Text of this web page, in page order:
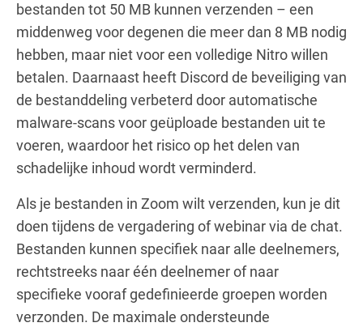
bestanden tot 50 MB kunnen verzenden – een
middenweg voor degenen die meer dan 8 MB nodig
hebben, maar niet voor een volledige Nitro willen
betalen. Daarnaast heeft Discord de beveiliging van
de bestanddeling verbeterd door automatische
malware-scans voor geüploade bestanden uit te
voeren, waardoor het risico op het delen van
schadelijke inhoud wordt verminderd.
Als je bestanden in Zoom wilt verzenden, kun je dit
doen tijdens de vergadering of webinar via de chat.
Bestanden kunnen specifiek naar alle deelnemers,
rechtstreeks naar één deelnemer of naar
specifieke vooraf gedefinieerde groepen worden
verzonden. De maximale ondersteunde